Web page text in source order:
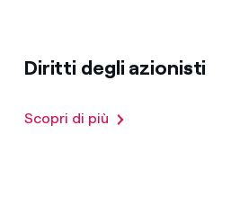
Diritti degli azionisti
Scopri di più